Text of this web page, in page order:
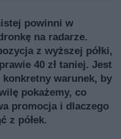
powinni w
na radarze.
z wyższej półki,
40 zł taniej. Jest
konkretny warunek, by
pokażemy, co
promocja i dlaczego
z półek.